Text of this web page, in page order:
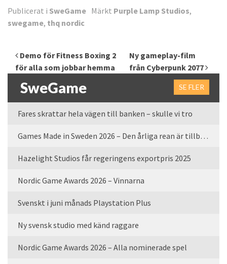
Publicerat i SweGame Märkt Purple Lamp Studios,
swegame, thq nordic
Inläggsnavigering
Demo för Fitness Boxing 2
för alla som jobbar hemma
Ny gameplay-film
från Cyberpunk 2077
SweGame SE FLER
Fares skrattar hela vägen till banken – skulle vi tro
Games Made in Sweden 2026 – Den årliga rean är tillbaka
Hazelight Studios får regeringens exportpris 2025
Nordic Game Awards 2026 – Vinnarna
Svenskt i juni månads Playstation Plus
Ny svensk studio med känd raggare
Nordic Game Awards 2026 – Alla nominerade spel